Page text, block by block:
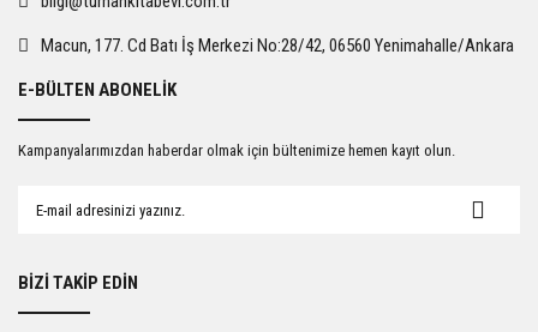
Gönder
Macun, 177. Cd Batı İş Merkezi No:28/42, 06560 Yenimahalle/Ankara
E-BÜLTEN ABONELİK
Kampanyalarımızdan haberdar olmak için bültenimize hemen kayıt olun.
BİZİ TAKİP EDİN